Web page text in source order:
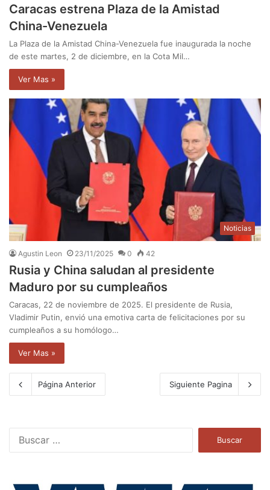
Caracas estrena Plaza de la Amistad
China-Venezuela
La Plaza de la Amistad China-Venezuela fue inaugurada la noche
de este martes, 2 de diciembre, en la Cota Mil…
Ver Mas »
Noticias
Agustin Leon 23/11/2025 0 42
Rusia y China saludan al presidente
Maduro por su cumpleaños
Caracas, 22 de noviembre de 2025. El presidente de Rusia,
Vladimir Putin, envió una emotiva carta de felicitaciones por su
cumpleaños a su homólogo…
Ver Mas »
Página Anterior Siguiente Pagina
a